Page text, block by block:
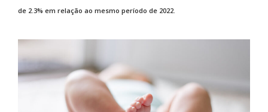
de 2.3% em relação ao mesmo período de 2022.